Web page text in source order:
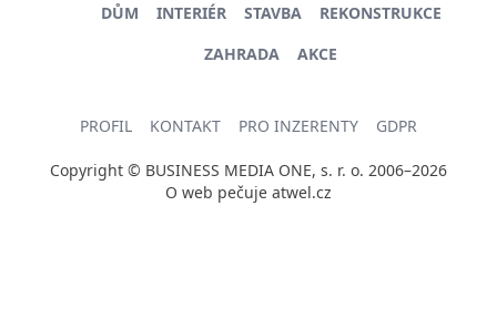
DŮM INTERIÉR STAVBA
REKONSTRUKCE
ZAHRADA
AKCE
PROFIL KONTAKT PRO INZERENTY GDPR
Copyright © BUSINESS MEDIA ONE, s. r. o. 2006–2026